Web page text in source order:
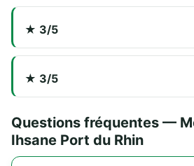
★ 3/5
★ 3/5
Questions fréquentes —
Ihsane Port du Rhin